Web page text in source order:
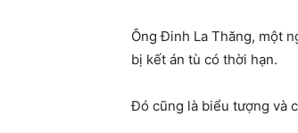
Ông Đinh La Thăng, một
bị kết án tù có thời hạn.
Đó cũng là biểu tượng và